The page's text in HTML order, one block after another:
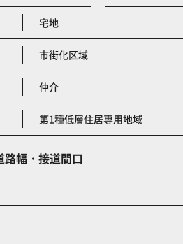
宅地
市街化区域
仲介
第1種低層住居専用地域
路幅・接道間口